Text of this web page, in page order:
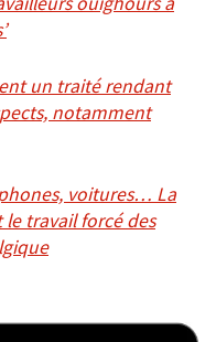
un traité rendant
notamment
voitures… La
travail forcé des